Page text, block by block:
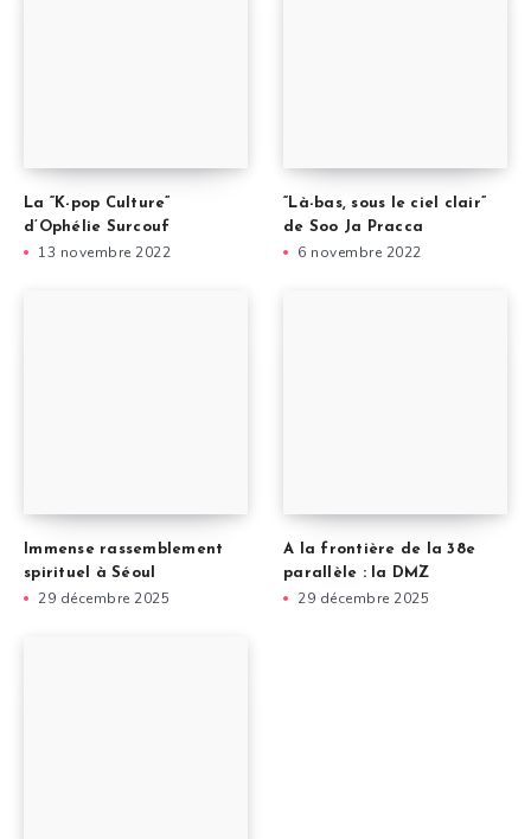
La “K-pop Culture”
d’Ophélie Surcouf
13 novembre 2022
“Là-bas, sous le ciel clair”
de Soo Ja Pracca
6 novembre 2022
Immense rassemblement
spirituel à Séoul
29 décembre 2025
A la frontière de la 38e
parallèle : la DMZ
29 décembre 2025